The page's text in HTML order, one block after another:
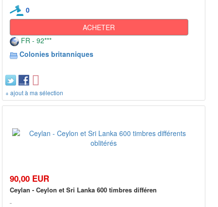
0
ACHETER
FR - 92***
Colonies britanniques
+ ajout à ma sélection
90,00 EUR
Ceylan - Ceylon et Sri Lanka 600 timbres différen